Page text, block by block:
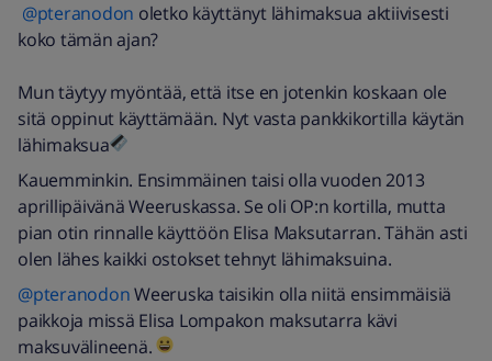
@pteranodon oletko käyttänyt lähimaksua aktiivisesti
koko tämän ajan?
Mun täytyy myöntää, että itse en jotenkin koskaan ole
sitä oppinut käyttämään. Nyt vasta pankkikortilla käytän
lähimaksua
Kauemminkin. Ensimmäinen taisi olla vuoden 2013
aprillipäivänä Weeruskassa. Se oli OP:n kortilla, mutta
pian otin rinnalle käyttöön Elisa Maksutarran. Tähän asti
olen lähes kaikki ostokset tehnyt lähimaksuina.
@pteranodonWeeruska taisikin olla niitä ensimmäisiä
paikkoja missä Elisa Lompakon maksutarra kävi
maksuvälineenä.